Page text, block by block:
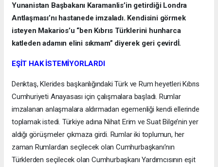
Yunanistan Başbakanı Karamanlis’in getirdiği Londra
Antlaşması’nı hastanede imzaladı. Kendisini görmek
isteyen Makarios’u “ben Kıbrıs Türklerini hunharca
katleden adamın elini sıkmam” diyerek geri çevirdİ.
EŞİT HAK İSTEMİYORLARDI
Denktaş, Klerides başkanlığındaki Türk ve Rum heyetleri Kıbrıs
Cumhuriyeti Anayasası için çalışmalara başladı. Rumlar
imzalanan anlaşmalara aldırmadan egemenliği kendi ellerinde
toplamak istedi. Türkiye adına Nihat Erim ve Suat Bilge’nin yer
aldığı görüşmeler çıkmaza girdi. Rumlar iki toplumun, her
zaman Rumlardan seçilecek olan Cumhurbaşkanı’nın
Türklerden seçilecek olan Cumhurbaşkanı Yardımcısının eşit